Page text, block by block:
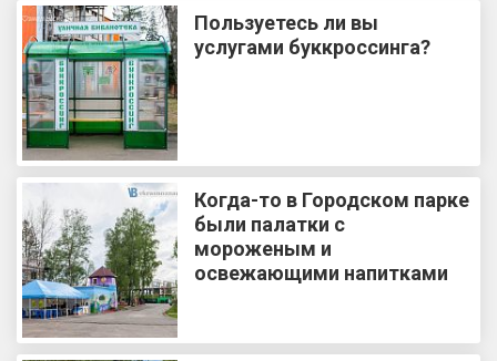
Пользуетесь ли вы
услугами буккроссинга?
Когда-то в Городском парке
были палатки с
мороженым и
освежающими напитками